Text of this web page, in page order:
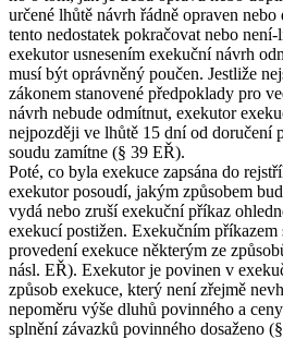
určené lhůtě návrh řádně opraven
tento nedostatek pokračovat nebo
exekutor usnesením exekuční návrh
musí být oprávněný poučen. Jestliže
zákonem stanovené předpoklady pro
návrh nebude odmítnut, exekutor
nejpozději ve lhůtě 15 dní od doručení
soudu zamítne (§ 39 EŘ).
Poté, co byla exekuce zapsána do
exekutor posoudí, jakým způsobem
vydá nebo zruší exekuční příkaz
exekucí postižen. Exekučním
provedení exekuce některým ze
násl. EŘ). Exekutor je povinen v
způsob exekuce, který není zřejmě
nepoměru výše dluhů povinného a
splnění závazků povinného dosaženo